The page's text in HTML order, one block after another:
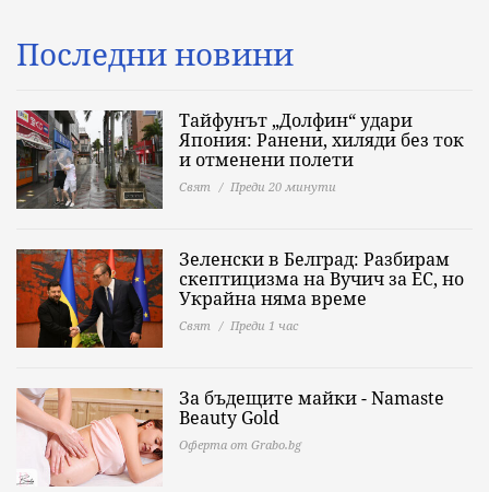
Последни новини
Тайфунът „Долфин“ удари
Япония: Ранени, хиляди без ток
и отменени полети
Свят Преди 20 минути
Зеленски в Белград: Разбирам
скептицизма на Вучич за ЕС, но
Украйна няма време
Свят Преди 1 час
За бъдещите майки - Namaste
Beauty Gold
Оферта от Grabo.bg